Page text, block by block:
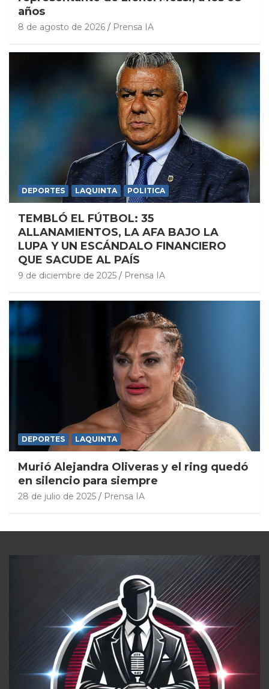
años
8 de agosto de 2026 Prensa IA
DEPORTES LAQUINTA POLITICA
TEMBLÓ EL FÚTBOL: 35
ALLANAMIENTOS, LA AFA BAJO LA
LUPA Y UN ESCÁNDALO FINANCIERO
QUE SACUDE AL PAÍS
9 de diciembre de 2025 Prensa IA
DEPORTES LAQUINTA
Murió Alejandra Oliveras y el ring quedó
en silencio para siempre
28 de julio de 2025 Prensa IA